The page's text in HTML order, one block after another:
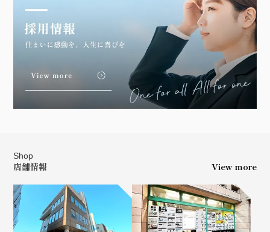
Shop
店舗情報 View more